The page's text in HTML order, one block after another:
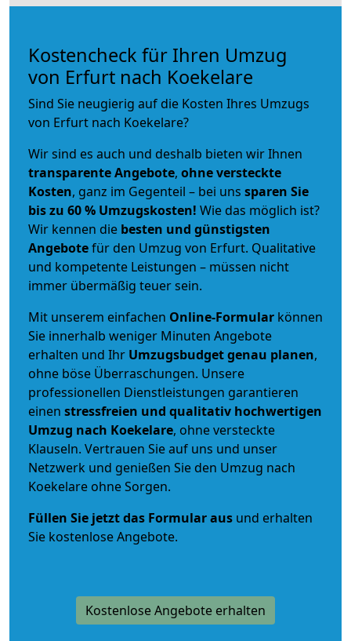
Kostencheck für Ihren Umzug
von Erfurt nach Koekelare
Sind Sie neugierig auf die Kosten Ihres Umzugs
von Erfurt nach Koekelare?
Wir sind es auch und deshalb bieten wir Ihnen
transparente Angebote, ohne versteckte
Kosten, ganz im Gegenteil – bei uns sparen Sie
bis zu 60 % Umzugskosten! Wie das möglich ist?
Wir kennen die besten und günstigsten
Angebotefür den Umzug von Erfurt. Qualitative
und kompetente Leistungen – müssen nicht
immer übermäßig teuer sein.
Mit unserem einfachen Online-Formular können
Sie innerhalb weniger Minuten Angebote
erhalten und Ihr Umzugsbudgetgenau planen,
ohne böse Überraschungen. Unsere
professionellen Dienstleistungen garantieren
einen stressfreien und qualitativ hochwertigen
Umzug nach Koekelare, ohne versteckte
Klauseln. Vertrauen Sie auf uns und unser
Netzwerk und genießen Sie den Umzug nach
Koekelare ohne Sorgen.
Füllen Sie jetzt das Formular aus und erhalten
Sie kostenlose Angebote.
Kostenlose Angebote erhalten